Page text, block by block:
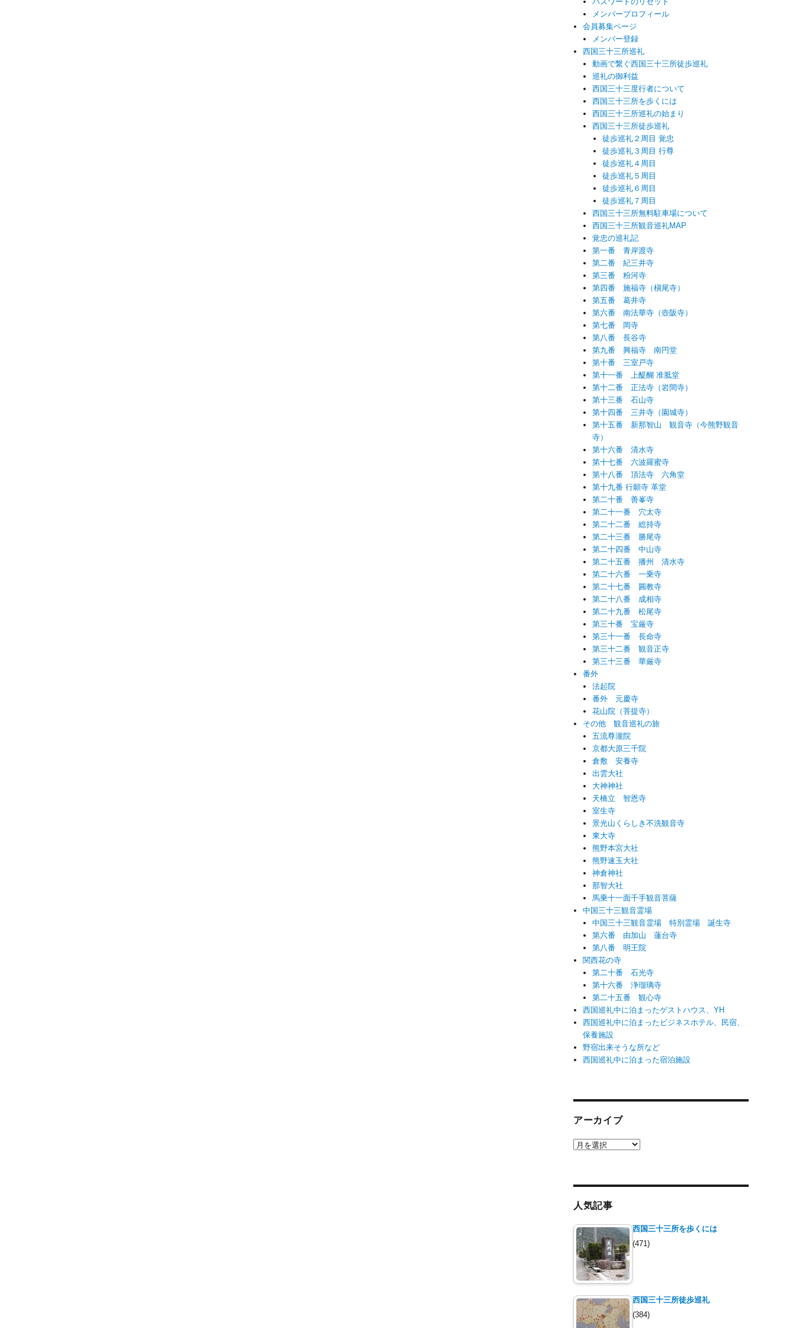
メンバープロフィール
会員募集ページ
メンバー登録
西国三十三所巡礼
動画で繋ぐ西国三十三所徒歩巡礼
巡礼の御利益
西国三十三度行者について
西国三十三所を歩くには
西国三十三所巡礼の始まり
西国三十三所徒歩巡礼
徒歩巡礼２周目 覚忠
徒歩巡礼３周目 行尊
徒歩巡礼４周目
徒歩巡礼５周目
徒歩巡礼６周目
徒歩巡礼７周目
西国三十三所無料駐車場について
西国三十三所観音巡礼MAP
覚忠の巡礼記
第一番 青岸渡寺
第二番 紀三井寺
第三番 粉河寺
第四番 施福寺（槇尾寺）
第五番 葛井寺
第六番 南法華寺（壺阪寺）
第七番 岡寺
第八番 長谷寺
第九番 興福寺 南円堂
第十番 三室戸寺
第十一番 上醍醐 准胝堂
第十二番 正法寺（岩間寺）
第十三番 石山寺
第十四番 三井寺（園城寺）
第十五番 新那智山 観音寺（今熊野観音
寺）
第十六番 清水寺
第十七番 六波羅蜜寺
第十八番 頂法寺 六角堂
第十九番 行願寺 革堂
第二十番 善峯寺
第二十一番 穴太寺
第二十二番 総持寺
第二十三番 勝尾寺
第二十四番 中山寺
第二十五番 播州 清水寺
第二十六番 一乗寺
第二十七番 圓教寺
第二十八番 成相寺
第二十九番 松尾寺
第三十番 宝厳寺
第三十一番 長命寺
第三十二番 観音正寺
第三十三番 華厳寺
番外
法起院
番外 元慶寺
花山院（菩提寺）
その他 観音巡礼の旅
五流尊瀧院
京都大原三千院
倉敷 安養寺
出雲大社
大神神社
天橋立 智恩寺
室生寺
景光山くらしき不洗観音寺
東大寺
熊野本宮大社
熊野速玉大社
神倉神社
那智大社
馬乗十一面千手観音菩薩
中国三十三観音霊場
中国三十三観音霊場 特別霊場 誕生寺
第六番 由加山 蓮台寺
第八番 明王院
関西花の寺
第二十番 石光寺
第十六番 浄瑠璃寺
第二十五番 観心寺
西国巡礼中に泊まったゲストハウス、YH
西国巡礼中に泊まったビジネスホテル、民宿、
保養施設
野宿出来そうな所など
西国巡礼中に泊まった宿泊施設
アーカイブ
ア
人気記事
西国三十三所を歩くには
(471)
西国三十三所徒歩巡礼
(384)